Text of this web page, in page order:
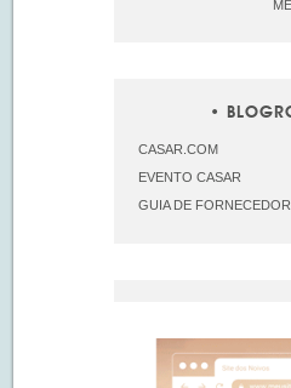
CASAR.COM
EVENTO CASAR
GUIA DE